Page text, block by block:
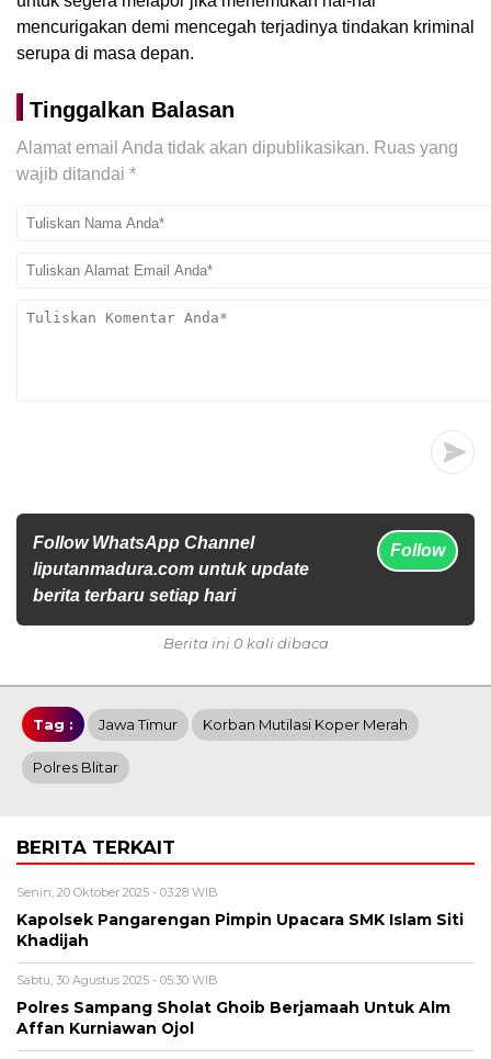
mencurigakan demi mencegah terjadinya tindakan kriminal
serupa di masa depan.
Tinggalkan Balasan
Alamat email Anda tidak akan dipublikasikan. Ruas yang
wajib ditandai *
Follow WhatsApp Channel
liputanmadura.com untuk update
berita terbaru setiap hari
Follow
Berita ini 0 kali dibaca
Tag : Jawa Timur Korban Mutilasi Koper Merah
Polres Blitar
BERITA TERKAIT
Senin, 20 Oktober 2025 - 03:28 WIB
Kapolsek Pangarengan Pimpin Upacara SMK Islam Siti
Khadijah
Sabtu, 30 Agustus 2025 - 05:30 WIB
Polres Sampang Sholat Ghoib Berjamaah Untuk Alm
Affan Kurniawan Ojol